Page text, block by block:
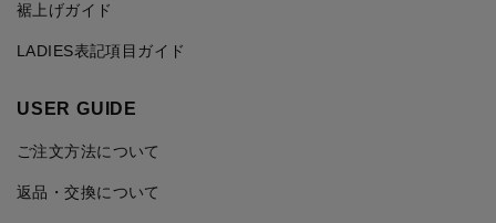
裾上げガイド
LADIES表記項目ガイド
USER GUIDE
ご注文方法について
返品・交換について